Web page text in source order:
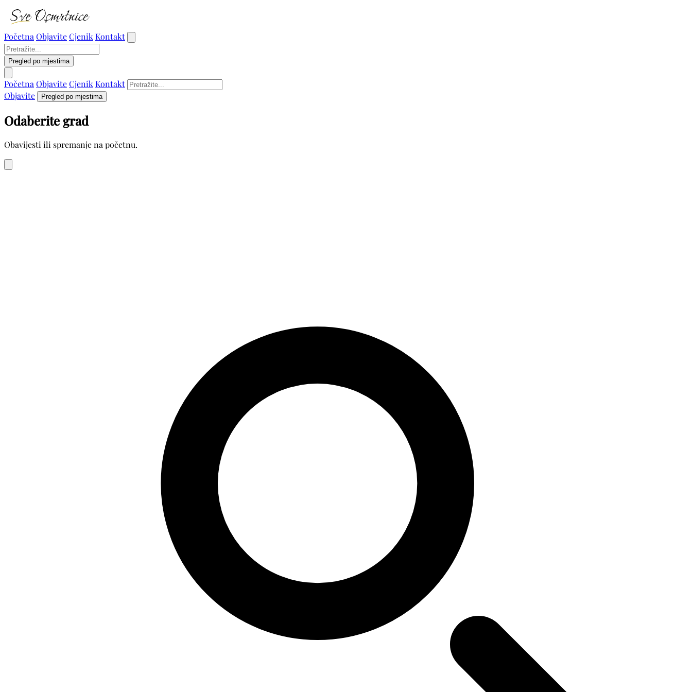
Početna ObjaviteCjenik Kontakt
Pregled po mjestima
Početna ObjaviteCjenik Kontakt
Objavite
Pregled po mjestima
Odaberite grad
Obavijesti ili spremanje na početnu.